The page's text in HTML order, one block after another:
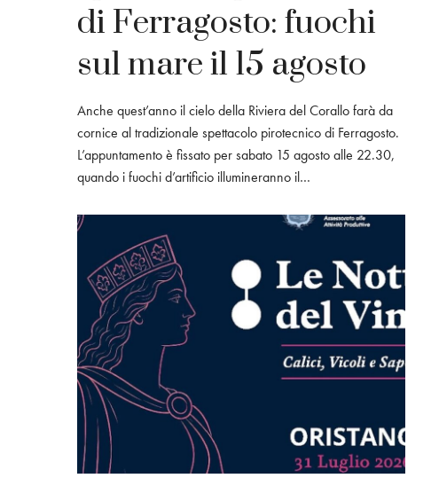
di Ferragosto: fuochi
sul mare il 15 agosto
Anche quest’anno il cielo della Riviera del Corallo farà da
cornice al tradizionale spettacolo pirotecnico di Ferragosto.
L’appuntamento è fissato per sabato 15 agosto alle 22.30,
quando i fuochi d’artificio illumineranno il…